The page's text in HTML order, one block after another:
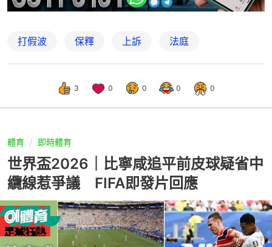
打假波 保釋 上訴 法庭
3 0 0 0 0
體育 即時體育
世界盃2026｜比寧咸追平前皮球疑省中
纜線惹爭議 FIFA即發片回應